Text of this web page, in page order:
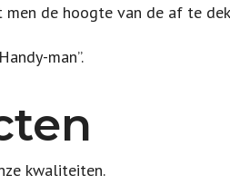
de hoogte van de af te
man”.
kwaliteiten.